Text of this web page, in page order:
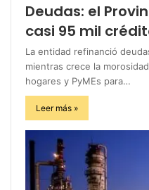
Deudas: el
casi 95 mil
La entidad refinanció
mientras crece la
hogares y PyMEs para…
Leer más »